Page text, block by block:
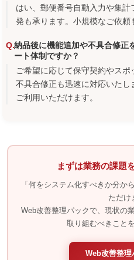
はい、郵便番号自動入力や集
発も承ります。小規模なご依頼
納品後に機能追加や不具合修正
ート体制ですか？
ご希望に応じて保守契約やス
不具合修正も迅速に対応いた
ご利用いただけます。
まずは業務の課題
「何をシステム化すべきか分か
ただけ
Web改善整理パックで、現状の
取り組むべきこと
Web改善整理